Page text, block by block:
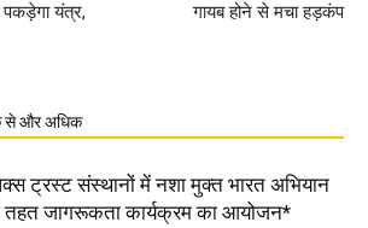
पकड़ेगा यंत्र,
गायब होने से मचा हड़कंप
और अधिक
ट्रस्ट संस्थानों में नशा मुक्त भारत अभियान
जागरूकता कार्यक्रम का आयोजन*